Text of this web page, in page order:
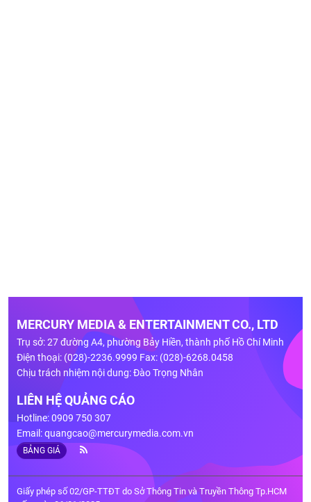
MERCURY MEDIA & ENTERTAINMENT CO., LTD
Trụ sở: 27 đường A4, phường Bảy Hiền, thành phố Hồ Chí Minh
Điện thoại: (028)-2236.9999 Fax: (028)-6268.0458
Chịu trách nhiệm nội dung: Đào Trọng Nhân
LIÊN HỆ QUẢNG CÁO
Hotline: 0909 750 307
Email:quangcao@mercurymedia.com.vn
BẢNG GIÁ
Giấy phép số 02/GP-TTĐT do Sở Thông Tin và Truyền Thông Tp.HCM